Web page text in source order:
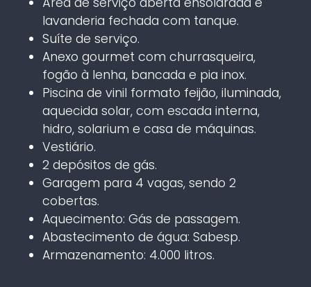
lavanderia fechada com tanque.
Suíte de serviço.
Anexo gourmet com churrasqueira,
fogão à lenha, bancada e pia inox.
Piscina de vinil formato feijão, iluminada,
aquecida solar, com escada interna,
hidro, solarium e casa de máquinas.
Vestiário.
2 depósitos de gás.
Garagem para 4 vagas, sendo 2
cobertas.
Aquecimento: Gás de passagem.
Abastecimento de água: Sabesp.
Armazenamento: 4.000 litros.